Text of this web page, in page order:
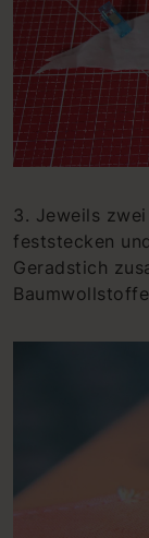
3. Jeweils
feststecken
Geradstich